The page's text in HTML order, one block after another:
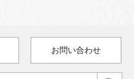
お問い合わせ